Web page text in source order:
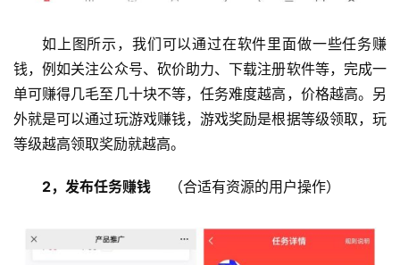
如上图所示，我们可以通过在软件里面做一些任务赚
钱，例如关注公众号、砍价助力、下载注册软件等，完成一
单可赚得几毛至几十块不等，任务难度越高，价格越高。另
外就是可以通过玩游戏赚钱，游戏奖励是根据等级领取，玩
等级越高领取奖励就越高。
2，发布任务赚钱
    （合适有资源的用户操作）